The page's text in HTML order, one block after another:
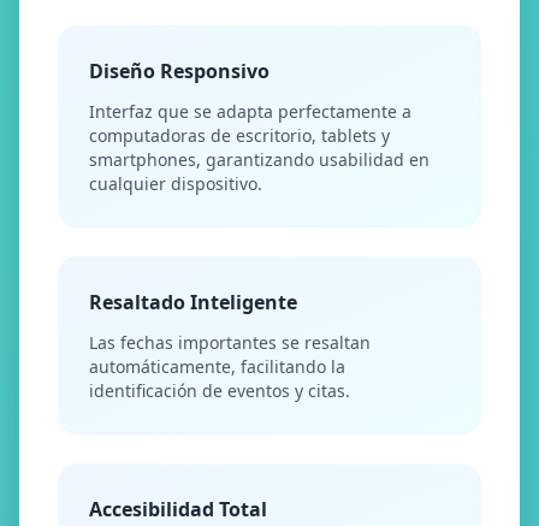
Diseño Responsivo
Interfaz que se adapta perfectamente a
computadoras de escritorio, tablets y
smartphones, garantizando usabilidad en
cualquier dispositivo.
Resaltado Inteligente
Las fechas importantes se resaltan
automáticamente, facilitando la
identificación de eventos y citas.
Accesibilidad Total